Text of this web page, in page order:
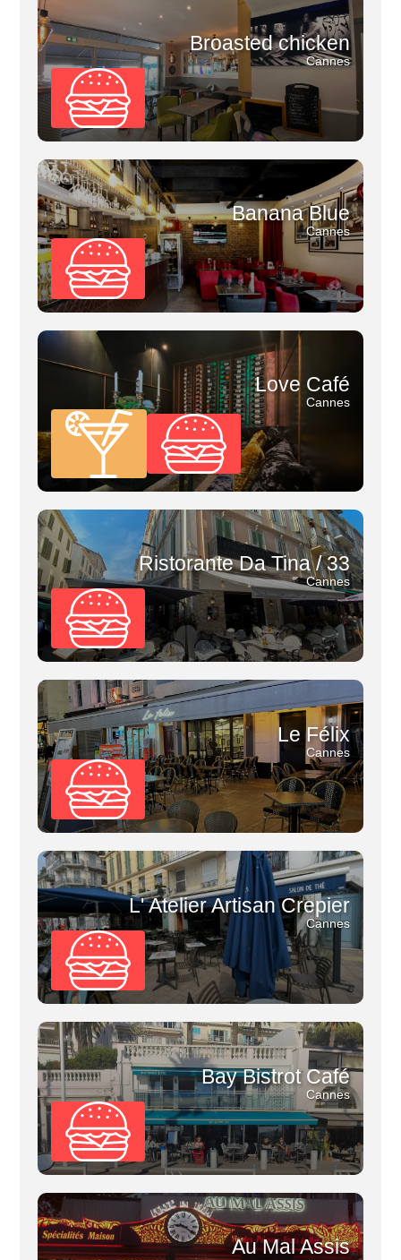
Broasted chicken
Cannes
Banana Blue
Cannes
Love Café
Cannes
Ristorante Da Tina / 33
Cannes
Le Félix
Cannes
L' Atelier Artisan Crepier
Cannes
Bay Bistrot Café
Cannes
Au Mal Assis